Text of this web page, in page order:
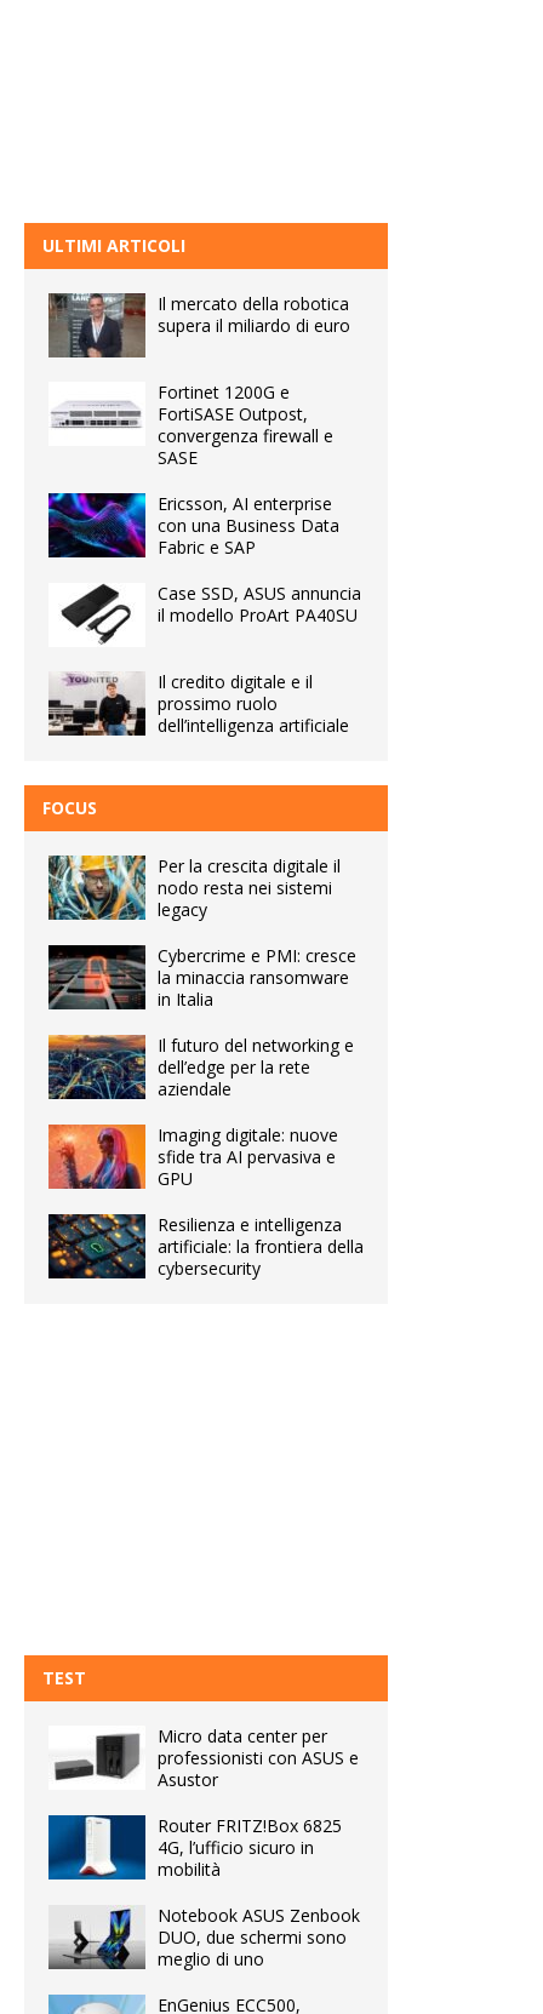
ULTIMI ARTICOLI
Il mercato della robotica
supera il miliardo di euro
Fortinet 1200G e
FortiSASE Outpost,
convergenza firewall e
SASE
Ericsson, AI enterprise
con una Business Data
Fabric e SAP
Case SSD, ASUS annuncia
il modello ProArt PA40SU
Il credito digitale e il
prossimo ruolo
dell’intelligenza artificiale
FOCUS
Per la crescita digitale il
nodo resta nei sistemi
legacy
Cybercrime e PMI: cresce
la minaccia ransomware
in Italia
Il futuro del networking e
dell’edge per la rete
aziendale
Imaging digitale: nuove
sfide tra AI pervasiva e
GPU
Resilienza e intelligenza
artificiale: la frontiera della
cybersecurity
TEST
Micro data center per
professionisti con ASUS e
Asustor
Router FRITZ!Box 6825
4G, l’ufficio sicuro in
mobilità
Notebook ASUS Zenbook
DUO, due schermi sono
meglio di uno
EnGenius ECC500,